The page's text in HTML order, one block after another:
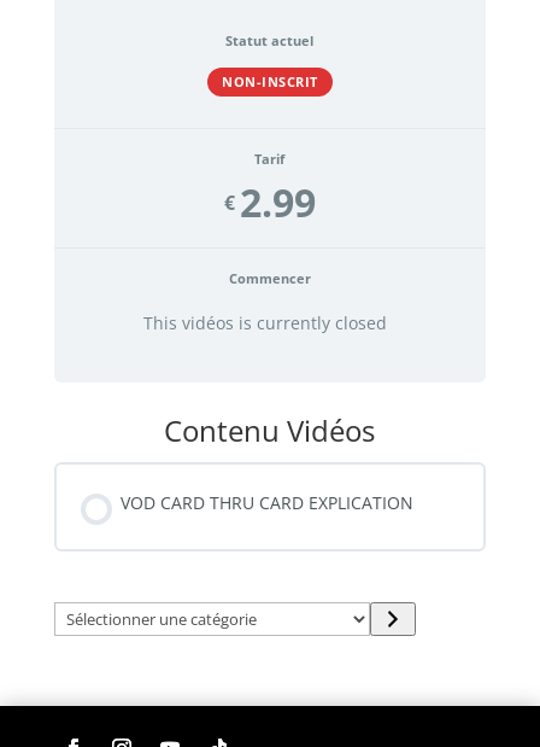
Statut actuel
NON-INSCRIT
Tarif
€ 2.99
Commencer
This vidéos is currently closed
Contenu Vidéos
VOD CARD THRU CARD EXPLICATION
Sélectionner
une